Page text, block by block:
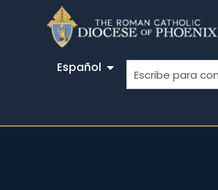
Español